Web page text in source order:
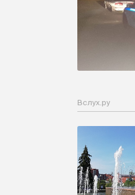
Вслух.ру